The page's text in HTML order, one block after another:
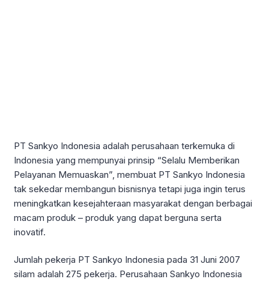
PT Sankyo Indonesia adalah perusahaan terkemuka di
Indonesia yang mempunyai prinsip “Selalu Memberikan
Pelayanan Memuaskan”, membuat PT Sankyo Indonesia
tak sekedar membangun bisnisnya tetapi juga ingin terus
meningkatkan kesejahteraan masyarakat dengan berbagai
macam produk – produk yang dapat berguna serta
inovatif.
Jumlah pekerja PT Sankyo Indonesia pada 31 Juni 2007
silam adalah 275 pekerja. Perusahaan Sankyo Indonesia